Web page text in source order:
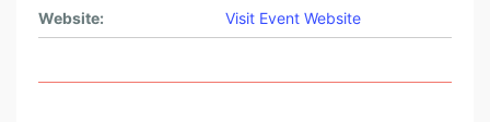
Website: Visit Event Website